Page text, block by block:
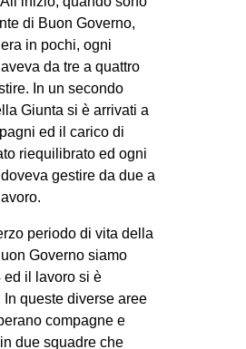
di Buon Governo,
in pochi, ogni
da tre a quattro
In un secondo
Giunta si è arrivati a
ed il carico di
riequilibrato ed ogni
gestire da due a
periodo di vita della
Governo siamo
ed il lavoro si è
queste diverse aree
compagne e
due squadre che